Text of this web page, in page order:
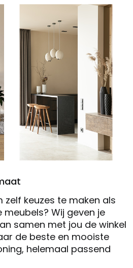
zelf keuzes te maken als
Wij geven je
samen met jou de winkel
de beste en mooiste
helemaal passend